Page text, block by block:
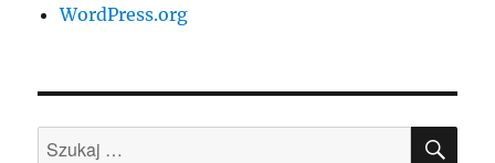
WordPress.org
Szukaj: